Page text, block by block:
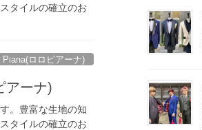
タイルの確立のお
Piana(ロロピアーナ)
アーナ)
。豊富な生地の知
タイルの確立のお